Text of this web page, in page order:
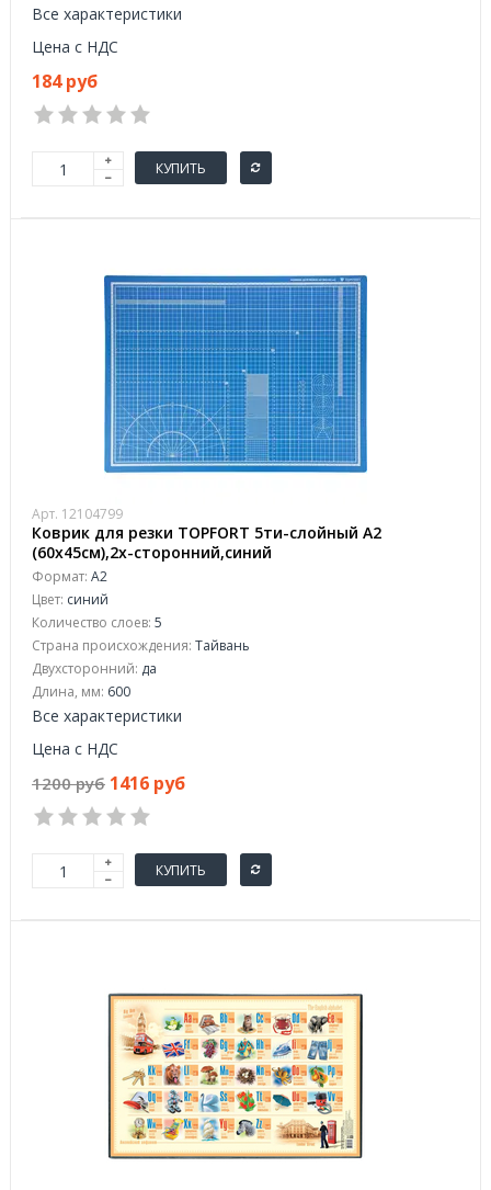
Все характеристики
Цена с НДС
184 руб
КУПИТЬ
Арт. 12104799
Коврик для резки TOPFORT 5ти-слойный А2
(60х45см),2х-сторонний,синий
Формат: А2
Цвет: синий
Количество слоев: 5
Страна происхождения: Тайвань
Двухсторонний: да
Длина, мм: 600
Все характеристики
Цена с НДС
1200 руб 1416 руб
КУПИТЬ